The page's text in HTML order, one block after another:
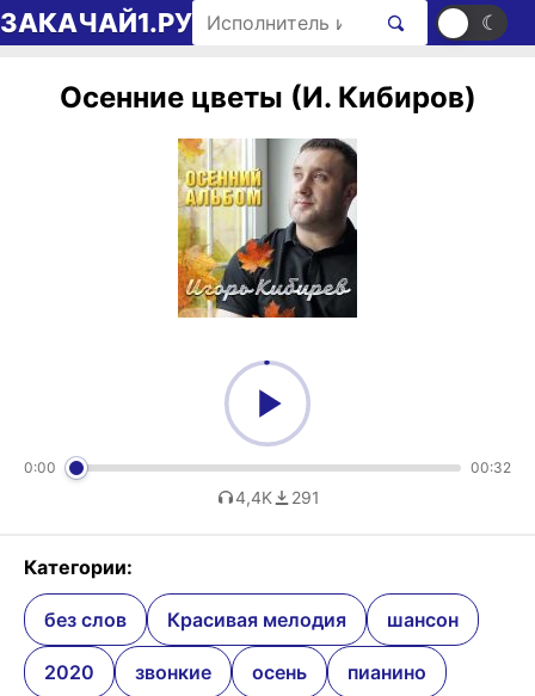
Перейти к содержимому
ЗАКАЧАЙ1.РУ Поиск рингтонов ☀ ☾
Осенние цветы (И. Кибиров)
0:00 00:32
4,4K 291
Категории:
без слов Красивая мелодия шансон
2020 звонкие осень пианино